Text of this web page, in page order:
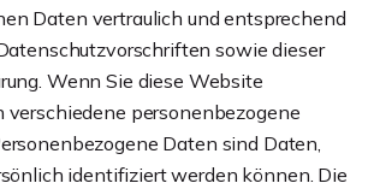
Daten vertraulich und entsprechend
sowie dieser
Wenn Sie diese Website
verschiedene personenbezogene
Daten sind Daten,
identifiziert werden können. Die